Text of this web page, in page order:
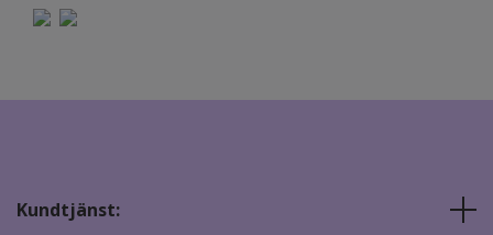
Kundtjänst: